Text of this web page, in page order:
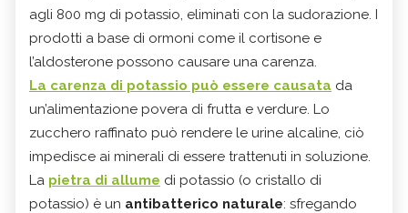
agli 800 mg di potassio, eliminati con la sudorazione. I
prodotti a base di ormoni come il cortisone e
l’aldosterone possono causare una carenza.
La carenza di potassio può essere causata da
un’alimentazione povera di frutta e verdure. Lo
zucchero raffinato può rendere le urine alcaline, ciò
impedisce ai minerali di essere trattenuti in soluzione.
La pietra di allume di potassio (o cristallo di
potassio) è un antibatterico naturale: sfregando